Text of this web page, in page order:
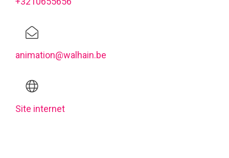
animation@walhain.be
Site internet